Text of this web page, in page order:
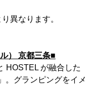
なります。
） 京都三条■
HOSTEL が融合した
。グランピングをイメ